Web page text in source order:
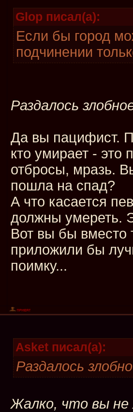
Glop писал(а):
Если бы город
подчинении
Раздалось
Да вы пацифист.
кто умирает - это
отбросы, мразь.
пошла на спад?
А что касается
должны умереть.
Вот вы бы вместо
приложили бы
поимку...
Asket писал(а):
Раздалось
Жалко, что вы не